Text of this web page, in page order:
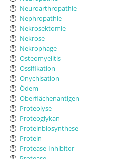
Neuroarthropathie
Nephropathie
Nekrosektomie
Nekrose
Nekrophage
Osteomyelitis
Ossifikation
Onychisation
Ödem
Oberflächenantigen
Proteolyse
Proteoglykan
Proteinbiosynthese
Protein
Protease-Inhibitor